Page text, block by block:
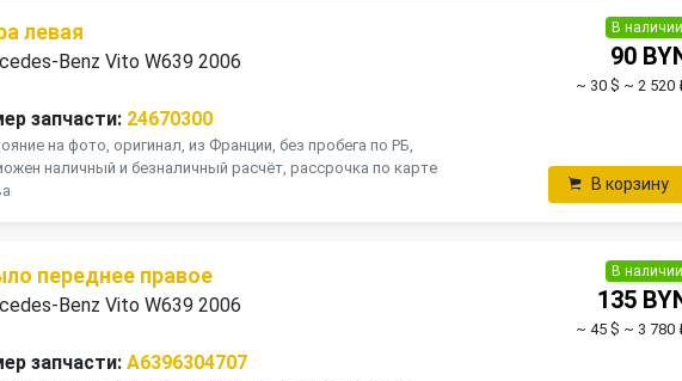
левая
Benz Vito W639 2006
запчасти: 24670300
на фото, оригинал, из Франции, без пробега по РБ,
наличный и безналичный расчёт, рассрочка по карте
В наличии
90
~ 30 $ ~ 2 520
В корзину
переднее правое
Benz Vito W639 2006
запчасти: A6396304707
В наличии
135
~ 45 $ ~ 3 780